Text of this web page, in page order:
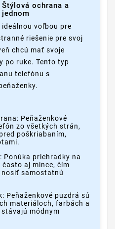
ochrana a
ideálnou voľbou pre
riešenie pre svoj
chcú mať svoje
po ruke. Tento typ
telefónu s
Peňaženkové
zo všetkých strán,
poškriabaním,
Ponúka priehradky na
často aj mince, čím
samostatnú
Peňaženkové puzdrá sú
materiáloch, farbách a
módnym